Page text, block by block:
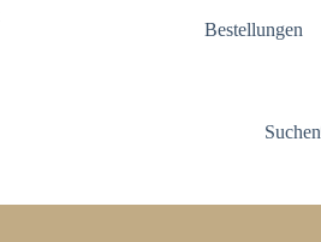
Bestellungen
Suchen